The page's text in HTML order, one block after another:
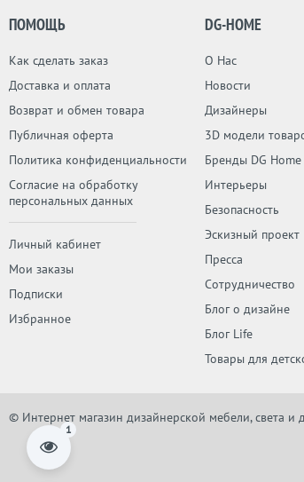
ПОМОЩЬ
Как сделать заказ
Доставка и оплата
Возврат и обмен товара
Публичная оферта
Политика конфиденциальности
Согласие на обработку
персональных данных
Личный кабинет
Мои заказы
Подписки
Избранное
DG-HOME
О Нас
Новости
Дизайнеры
3D модели
Бренды DG Home
Интерьеры
Безопасность
Эскизный проект
Пресса
Сотрудничество
Блог о дизайне
Блог Life
Товары для
© Интернет магазин дизайнерской мебели, света
1